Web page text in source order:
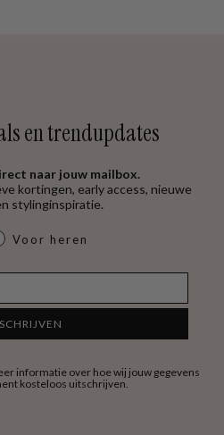
en trendupdates
naar jouw mailbox.
kortingen, early access, nieuwe
stylinginspiratie.
Voor heren
informatie over hoe wij jouw gegevens
kosteloos uitschrijven.